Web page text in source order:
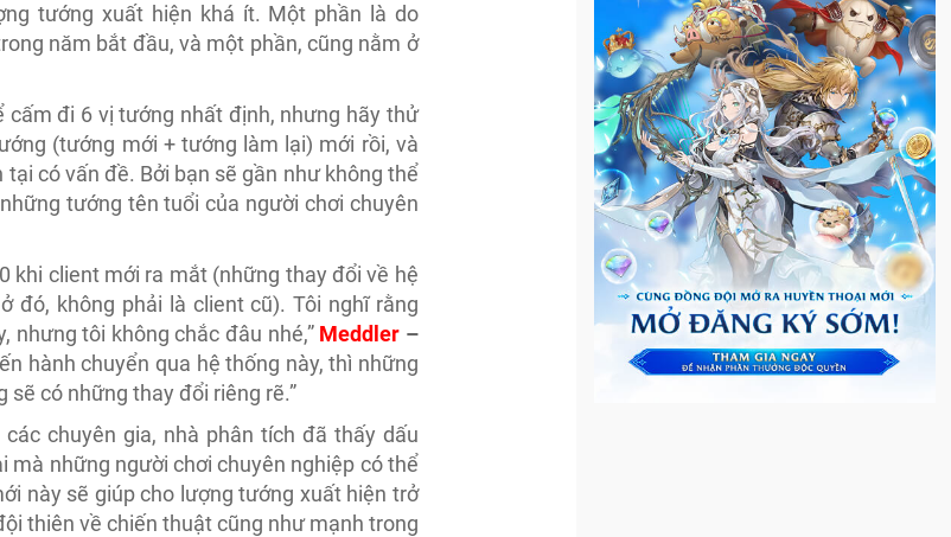
tướng xuất hiện khá ít. Một phần là do
năm bắt đầu, và một phần, cũng nằm ở
đi 6 vị tướng nhất định, nhưng hãy thử
(tướng mới + tướng làm lại) mới rồi, và
có vấn đề. Bởi bạn sẽ gần như không thể
tướng tên tuổi của người chơi chuyên
khi client mới ra mắt (những thay đổi về hệ
đó, không phải là client cũ). Tôi nghĩ rằng
nhưng tôi không chắc đâu nhé,” Meddler –
hành chuyển qua hệ thống này, thì những
có những thay đổi riêng rẽ.”
chuyên gia, nhà phân tích đã thấy dấu
mà những người chơi chuyên nghiệp có thể
này sẽ giúp cho lượng tướng xuất hiện trở
thiên về chiến thuật cũng như mạnh trong